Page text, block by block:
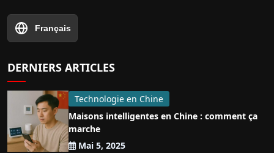
Français
DERNIERS ARTICLES
Technologie en Chine
Maisons intelligentes en Chine : comment ça
marche
Mai 5, 2025